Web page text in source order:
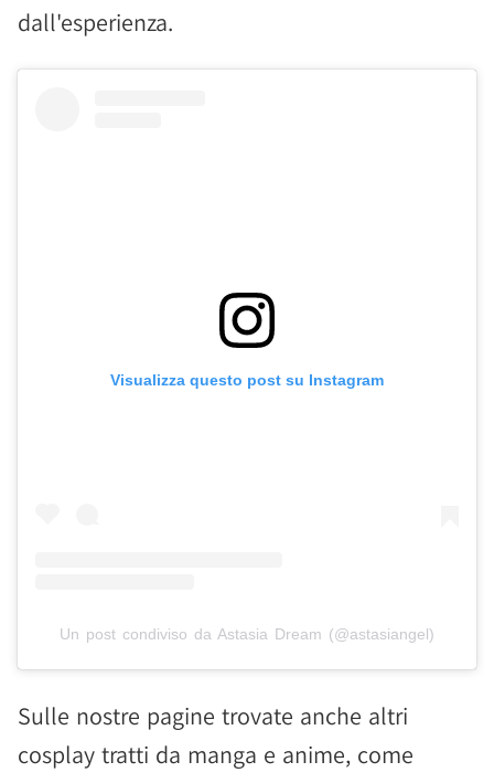
dall'esperienza.
Visualizza questo post su Instagram
Un post condiviso da Astasia Dream (@astasiangel)
Sulle nostre pagine trovate anche altri
cosplay tratti da manga e anime, come